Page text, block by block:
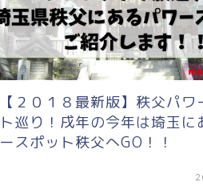
【２０１８最新版】秩父パワ
ト巡り！戌年の今年は埼玉に
ースポット秩父へGO！！